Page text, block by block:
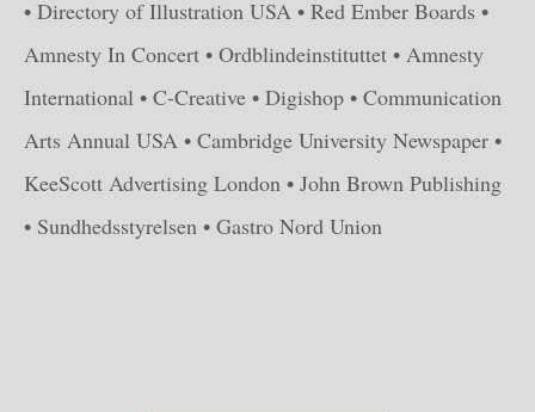
• Directory of Illustration USA • Red Ember Boards •
Amnesty In Concert • Ordblindeinstituttet • Amnesty
International • C-Creative • Digishop • Communication
Arts Annual USA • Cambridge University Newspaper •
KeeScott Advertising London • John Brown Publishing
• Sundhedsstyrelsen • Gastro Nord Union